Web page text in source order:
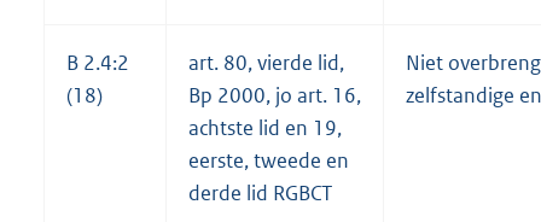
B 2.4:2
(18)
art. 80, vierde lid,
Bp 2000, jo art. 16,
achtste lid en 19,
eerste, tweede en
derde lid RGBCT
Niet
zelfstandige